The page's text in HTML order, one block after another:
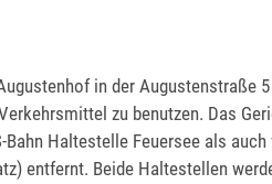
in der Augustenstraße 5
zu benutzen. Das
Haltestelle Feuersee als auch
entfernt. Beide Haltestellen